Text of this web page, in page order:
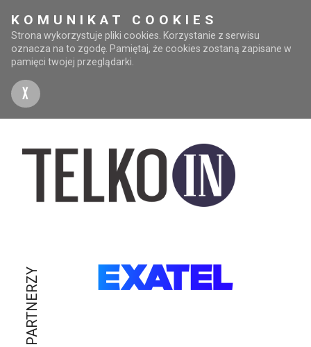
KOMUNIKAT COOKIES
Strona wykorzystuje pliki cookies. Korzystanie z serwisu
oznacza na to zgodę. Pamiętaj, że cookies zostaną zapisane w
pamięci twojej przeglądarki.
X
PARTNERZY